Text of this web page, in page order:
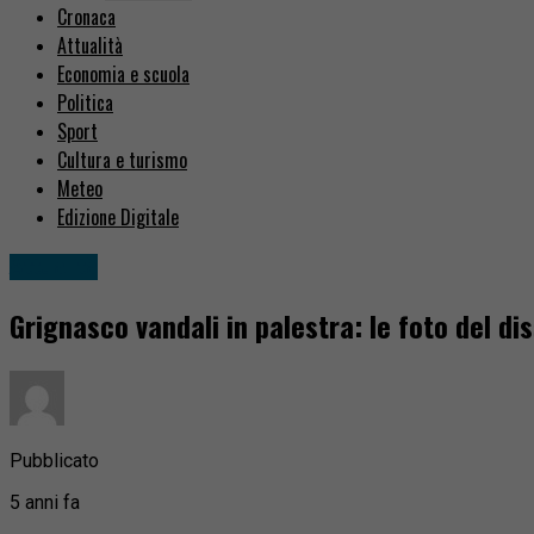
Cronaca
Attualità
Economia e scuola
Politica
Sport
Cultura e turismo
Meteo
Edizione Digitale
Grignasco vandali in palestra: le foto del
Pubblicato
5 anni fa